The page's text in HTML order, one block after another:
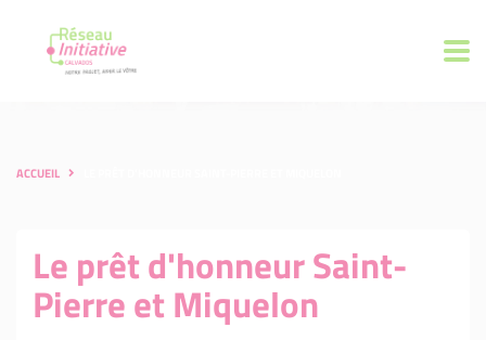
ACCUEIL
Le prêt d'honneur Saint-
Pierre et Miquelon